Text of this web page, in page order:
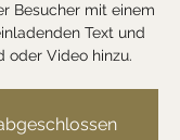
Besucher mit einem
Text und
oder Video hinzu.